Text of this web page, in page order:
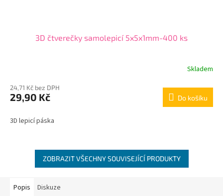
3D čtverečky samolepicí 5x5x1mm-400 ks
Skladem
24,71 Kč bez DPH
29,90 Kč Do košíku
3D lepicí páska
ZOBRAZIT VŠECHNY SOUVISEJÍCÍ PRODUKTY
Popis Diskuze